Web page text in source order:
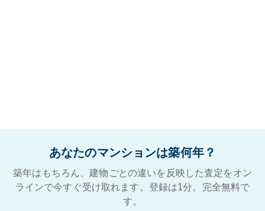
あなたのマンションは築何年？
築年はもちろん、建物ごとの違いを反映した査定をオン
ラインで今すぐ受け取れます。登録は1分。完全無料で
す。